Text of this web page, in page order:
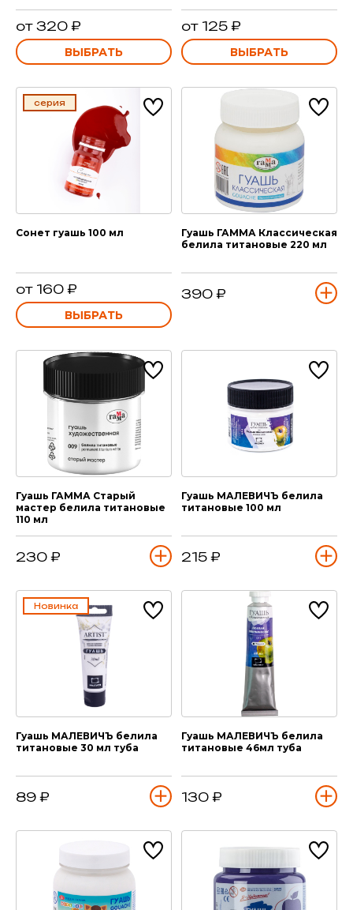
от 320 ₽
ВЫБРАТЬ
от 125 ₽
ВЫБРАТЬ
серия
Сонет гуашь 100 мл
от 160 ₽
ВЫБРАТЬ
Гуашь ГАММА Классическая
белила титановые 220 мл
390 ₽
Гуашь ГАММА Старый
мастер белила титановые
110 мл
230 ₽
Гуашь МАЛЕВИЧЪ белила
титановые 100 мл
215 ₽
Новинка
Гуашь МАЛЕВИЧЪ белила
титановые 30 мл туба
89 ₽
Гуашь МАЛЕВИЧЪ белила
титановые 46мл туба
130 ₽